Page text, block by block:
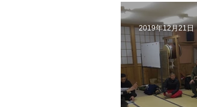
2019年12月21日